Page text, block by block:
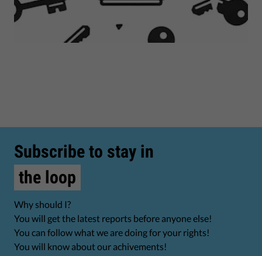
Subscribe to stay in
the loop
Why should I?
You will get the latest reports before anyone else!
You can follow what we are doing for your rights!
You will know about our achivements!